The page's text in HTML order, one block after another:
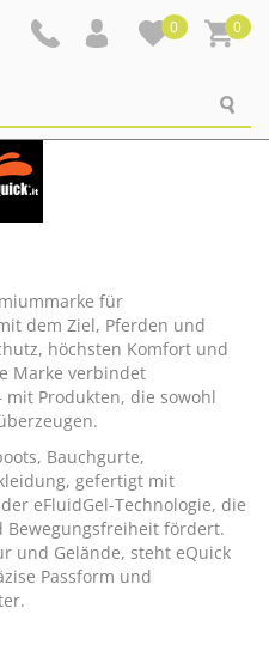
0 0
für
dem Ziel, Pferden und
höchsten Komfort und
Marke verbindet
Produkten, die sowohl
Bauchgurte,
gefertigt mit
eFluidGel-Technologie, die
fördert.
und Gelände, steht eQuick
Passform und